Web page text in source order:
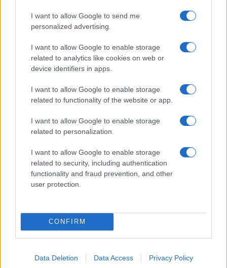
I want to allow Google to send me
personalized advertising.
I want to allow Google to enable storage
related to analytics like cookies on web or
device identifiers in apps.
I want to allow Google to enable storage
related to functionality of the website or app.
I want to allow Google to enable storage
related to personalization.
I want to allow Google to enable storage
related to security, including authentication
functionality and fraud prevention, and other
user protection.
CONFIRM
Data Deletion Data Access Privacy Policy
GalluraOggi.it
Inviaci le tue segnalazioni,
Su WhatsApp al numero +39
345 356 7512
Ricevi le nostre ultime news
Condividi l'articolo
F T Pi WS